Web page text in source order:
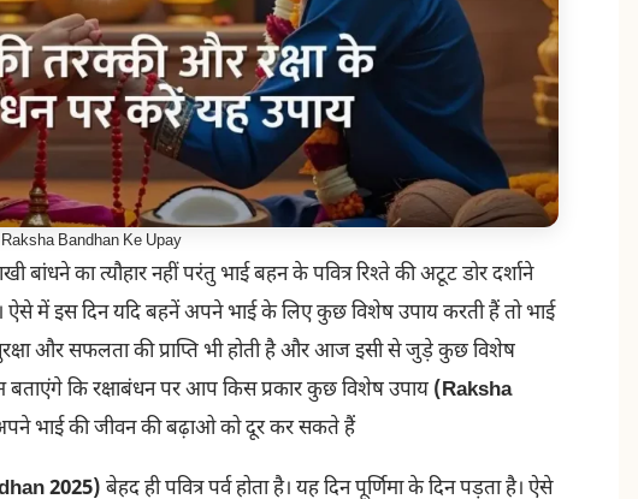
Raksha Bandhan Ke Upay
बांधने का त्यौहार नहीं परंतु भाई बहन के पवित्र रिश्ते की अटूट डोर दर्शाने
है। ऐसे में इस दिन यदि बहनें अपने भाई के लिए कुछ विशेष उपाय करती हैं तो भाई
और सफलता की प्राप्ति भी होती है और आज इसी से जुड़े कुछ विशेष
कि रक्षाबंधन पर आप किस प्रकार कुछ विशेष उपाय (Raksha
भाई की जीवन की बढ़ाओ को दूर कर सकते हैं
2025) बेहद ही पवित्र पर्व होता है। यह दिन पूर्णिमा के दिन पड़ता है। ऐसे